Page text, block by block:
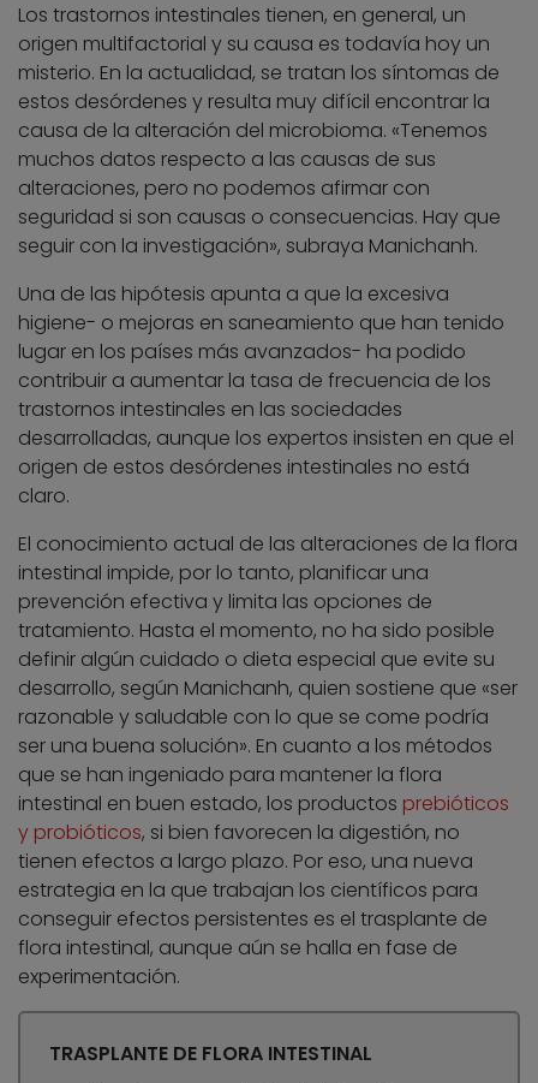
Los trastornos intestinales tienen, en general, un
origen multifactorial y su causa es todavía hoy un
misterio. En la actualidad, se tratan los síntomas de
estos desórdenes y resulta muy difícil encontrar la
causa de la alteración del microbioma. «Tenemos
muchos datos respecto a las causas de sus
alteraciones, pero no podemos afirmar con
seguridad si son causas o consecuencias. Hay que
seguir con la investigación», subraya Manichanh.
Una de las hipótesis apunta a que la excesiva
higiene- o mejoras en saneamiento que han tenido
lugar en los países más avanzados- ha podido
contribuir a aumentar la tasa de frecuencia de los
trastornos intestinales en las sociedades
desarrolladas, aunque los expertos insisten en que el
origen de estos desórdenes intestinales no está
claro.
El conocimiento actual de las alteraciones de la flora
intestinal impide, por lo tanto, planificar una
prevención efectiva y limita las opciones de
tratamiento. Hasta el momento, no ha sido posible
definir algún cuidado o dieta especial que evite su
desarrollo, según Manichanh, quien sostiene que «ser
razonable y saludable con lo que se come podría
ser una buena solución». En cuanto a los métodos
que se han ingeniado para mantener la flora
intestinal en buen estado, los productos prebióticos
y probióticos, si bien favorecen la digestión, no
tienen efectos a largo plazo. Por eso, una nueva
estrategia en la que trabajan los científicos para
conseguir efectos persistentes es el trasplante de
flora intestinal, aunque aún se halla en fase de
experimentación.
TRASPLANTE DE FLORA INTESTINAL